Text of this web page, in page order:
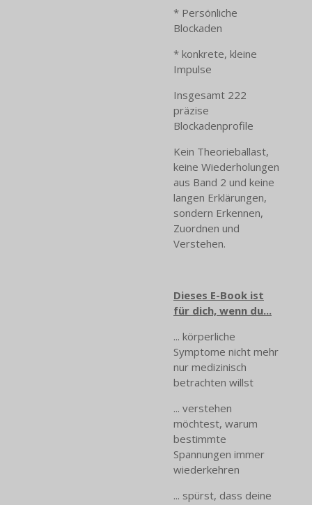
* Persönliche
Blockaden
* konkrete, kleine
Impulse
Insgesamt 222
präzise
Blockadenprofile
Kein Theorieballast,
keine Wiederholungen
aus Band 2 und keine
langen Erklärungen,
sondern Erkennen,
Zuordnen und
Verstehen.
Dieses E-Book ist
für dich, wenn du...
... körperliche
Symptome nicht mehr
nur medizinisch
betrachten willst
... verstehen
möchtest, warum
bestimmte
Spannungen immer
wiederkehren
... spürst, dass deine